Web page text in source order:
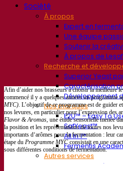
Société
À propos
Expert en
Une équipe
Soutenir la
À propos de
Recherche et
Superior Yeast
Caractérisation
Développement
Nos marques
E2U™ – Easy To
SafYeast™
All In 1™
Fermentis
Autres services
Fabrication à façon
Afin d’aider nos brasseurs à choisir la meilleure
commencé il y a quelques années un programme
MYC) . L’objectif de ce programme est de guider
nos levures, en particulier pour l’expression des
Flavor & Aromas , une étude sensorielle menée
la position et les représentations de toutes nos
importants d‘arômes pour la fermentation : leur
étape du Programme MYC consistait en une
sous différentes conditions de fermentation.